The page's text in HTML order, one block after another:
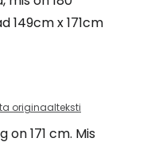
149cm x 171cm
originaalteksti
on 171 cm. Mis